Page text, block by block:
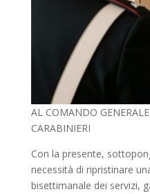
AL COMANDO
CARABINIERI
Con la presente,
necessità di ripristinare
bisettimanale dei servizi,